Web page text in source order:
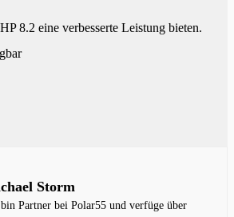
8.2 eine verbesserte Leistung bieten.
Storm
Partner bei Polar55 und verfüge über